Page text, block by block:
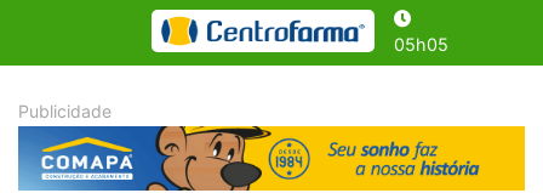
05h05